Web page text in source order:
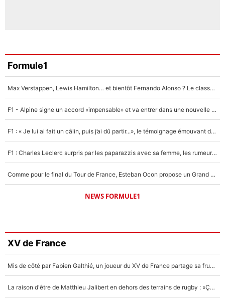
Formule1
Max Verstappen, Lewis Hamilton… et bientôt Fernando Alonso ? Le classement des pilotes les mieux payés en Formule 1 risque de changer !
F1 - Alpine signe un accord «impensable» et va entrer dans une nouvelle dimension : Grande nouvelle pour Pierre Gasly !
F1 : « Je lui ai fait un câlin, puis j’ai dû partir...», le témoignage émouvant de Max Verstappen sur sa fille
F1 : Charles Leclerc surpris par les paparazzis avec sa femme, les rumeurs étaient vraies !
Comme pour le final du Tour de France, Esteban Ocon propose un Grand Prix de Formule 1 à Paris : «Autour de l’Arc de Triomphe, ce serait génial» !
NEWS FORMULE1
XV de France
Mis de côté par Fabien Galthié, un joueur du XV de France partage sa frustration : «ils ne me l’ont pas dit tout de suite»
La raison d'être de Matthieu Jalibert en dehors des terrains de rugby : «Ça m'atteint autant que si tu touches à un membre de ma famille»